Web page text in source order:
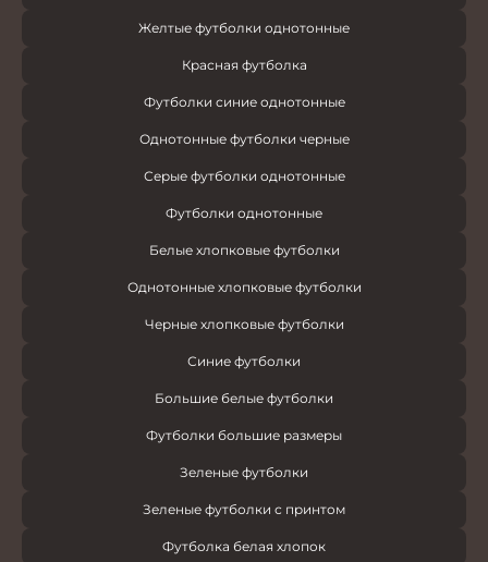
Желтые футболки однотонные
Красная футболка
Футболки синие однотонные
Однотонные футболки черные
Серые футболки однотонные
Футболки однотонные
Белые хлопковые футболки
Однотонные хлопковые футболки
Черные хлопковые футболки
Синие футболки
Большие белые футболки
Футболки большие размеры
Зеленые футболки
Зеленые футболки с принтом
Футболка белая хлопок